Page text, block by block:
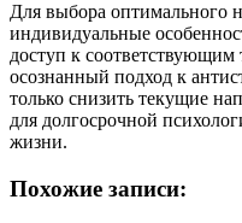
Для выбора оптимального
индивидуальные
доступ к
осознанный подход к
только снизить текущие
для долгосрочной
жизни.
Похожие записи: